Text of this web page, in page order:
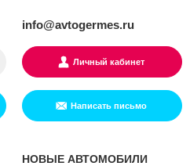
info@avtogermes.ru
Личный кабинет
Написать письмо
НОВЫЕ АВТОМОБИЛИ